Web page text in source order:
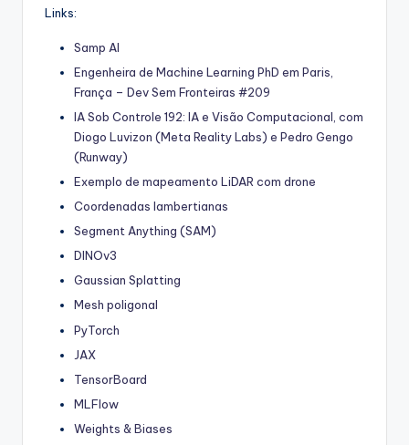
Links:
Samp AI
Engenheira de Machine Learning PhD em Paris,
França – Dev Sem Fronteiras #209
IA Sob Controle 192: IA e Visão Computacional, com
Diogo Luvizon (Meta Reality Labs) e Pedro Gengo
(Runway)
Exemplo de mapeamento LiDAR com drone
Coordenadas lambertianas
Segment Anything (SAM)
DINOv3
Gaussian Splatting
Mesh poligonal
PyTorch
JAX
TensorBoard
MLFlow
Weights & Biases